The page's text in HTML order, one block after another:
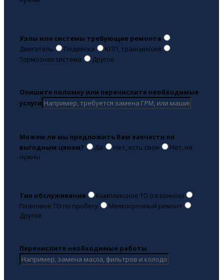
Узлы или системы требующие ремонта
Двигатель
Подвеска
КПП, трансмиссия
Тормозная система
Другое
Опишите поломку или перечислите необходимые
услуги
Можем ли мы предложить Вам запчасти по
выгодным ценам?
Да Нет, есть свои
Нет, не
нужны
Тип обслуживания
Комплексное ТО (сезонное)
Плановое ТО по пробегу
Мелкосрочный ремонт
Другое
Перечислите необходимые работы